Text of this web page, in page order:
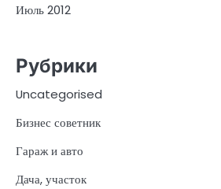
Июль 2012
Рубрики
Uncategorised
Бизнес советник
Гараж и авто
Дача, участок